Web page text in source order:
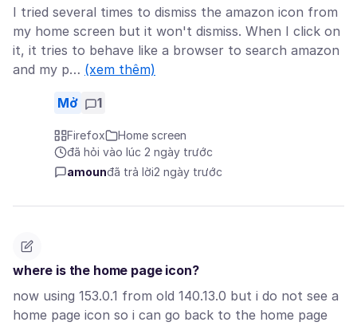
I tried several times to dismiss the amazon icon from
my home screen but it won't dismiss. When I click on
it, it tries to behave like a browser to search amazon
and my p… (xem thêm)
Mở 1
Firefox
Home screen
đã hỏi vào lúc 2 ngày trước
amounđã trả lời2 ngày trước
where is the home page icon?
now using 153.0.1 from old 140.13.0 but i do not see a
home page icon so i can go back to the home page